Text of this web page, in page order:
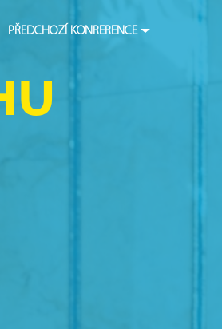
PŘEDCHOZÍ KONRERENCE